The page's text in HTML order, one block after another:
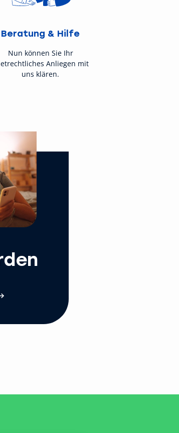
Beratung & Hilfe
Nun können Sie Ihr
Anliegen mit
uns klären.